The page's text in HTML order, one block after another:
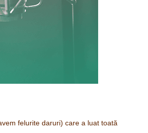
felurite daruri) care a luat toată